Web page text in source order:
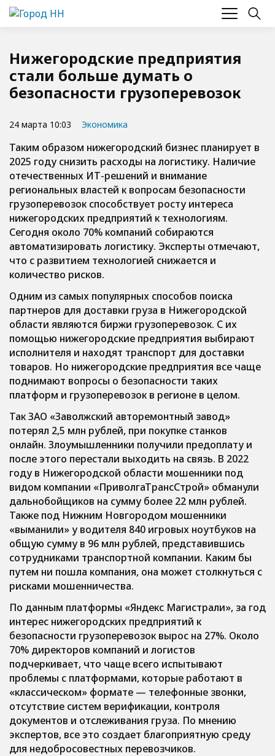
Нижегородские предприятия
стали больше думать о
безопасности грузоперевозок
24 марта 10:03 Экономика
Таким образом нижегородский бизнес планирует в
2025 году снизить расходы на логистику. Наличие
отечественных ИТ-решений и внимание
региональных властей к вопросам безопасности
грузоперевозок способствует росту интереса
нижегородских предприятий к технологиям.
Сегодня около 70% компаний собираются
автоматизировать логистику. Эксперты отмечают,
что с развитием технологией снижается и
количество рисков.
Одним из самых популярных способов поиска
партнеров для доставки груза в Нижегородской
области являются биржи грузоперевозок. С их
помощью нижегородские предприятия выбирают
исполнителя и находят транспорт для доставки
товаров. Но нижегородские предприятия все чаще
поднимают вопросы о безопасности таких
платформ и грузоперевозок в регионе в целом.
Так ЗАО «Заволжский авторемонтный завод»
потерял 2,5 млн рублей, при покупке станков
онлайн. Злоумышленники получили предоплату и
после этого перестали выходить на связь. В 2022
году в Нижегородской области мошенники под
видом компании «ПриволгаТрансСтрой» обманули
дальнобойщиков на сумму более 22 млн рублей.
Также под Нижним Новгородом мошенники
«выманили» у водителя 840 игровых ноутбуков на
общую сумму в 96 млн рублей, представившись
сотрудниками транспортной компании. Каким бы
путем ни пошла компания, она может столкнуться с
рисками мошенничества.
По данным платформы «Яндекс Магистрали», за год
интерес нижегородских предприятий к
безопасности грузоперевозок вырос на 27%. Около
70% директоров компаний и логистов
подчеркивает, что чаще всего испытывают
проблемы с платформами, которые работают в
«классическом» формате — телефонные звонки,
отсутствие систем верификации, контроля
документов и отслеживания груза. По мнению
экспертов, все это создает благоприятную среду
для недобросовестных перевозчиков.